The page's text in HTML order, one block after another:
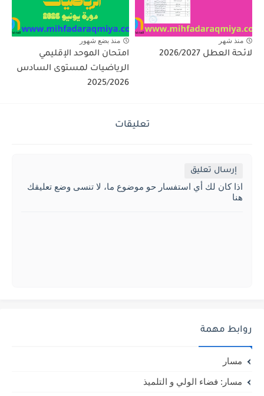
منذ شهر
لائحة العطل 2026/2027
منذ بضع شهور
امتحان الموحد الإقليمي
الرياضيات لمستوى السادس
2025/2026
تعليقات
إرسال تعليق
اذا كان لك أي استفسار حو موضوع ما، لا تنسى وضع تعليقك
هنا
روابط مهمة
مسار
مسار: فضاء الولي و التلميذ